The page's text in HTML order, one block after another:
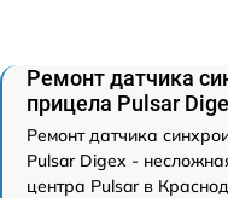
Ремонт датчика
прицела Pulsar
Ремонт датчика
Pulsar Digex -
центра Pulsar в